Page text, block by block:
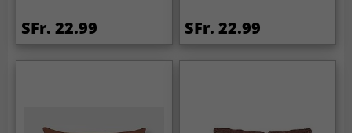
SFr. 22.99 SFr. 22.99